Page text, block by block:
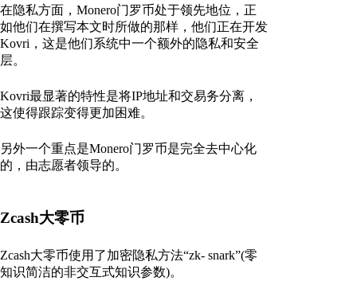
在隐私方面，Monero门罗币处于领先地位，正
如他们在撰写本文时所做的那样，他们正在开发
Kovri，这是他们系统中一个额外的隐私和安全
层。
Kovri最显著的特性是将IP地址和交易务分离，
这使得跟踪变得更加困难。
另外一个重点是Monero门罗币是完全去中心化
的，由志愿者领导的。
Zcash大零币
Zcash大零币使用了加密隐私方法“zk- snark”(零
知识简洁的非交互式知识参数)。